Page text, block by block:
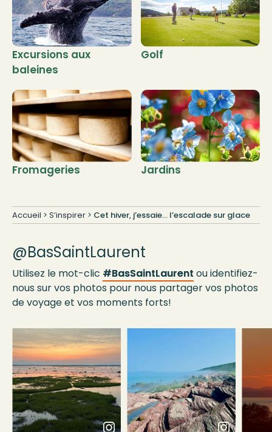
Excursions aux
baleines
Golf
Fromageries Jardins
Accueil > S’inspirer > Cet hiver, j’essaie… l’escalade sur glace
@BasSaintLaurent
Utilisez le mot-clic #BasSaintLaurent ou identifiez-
nous sur vos photos pour nous partager vos photos
de voyage et vos moments forts!